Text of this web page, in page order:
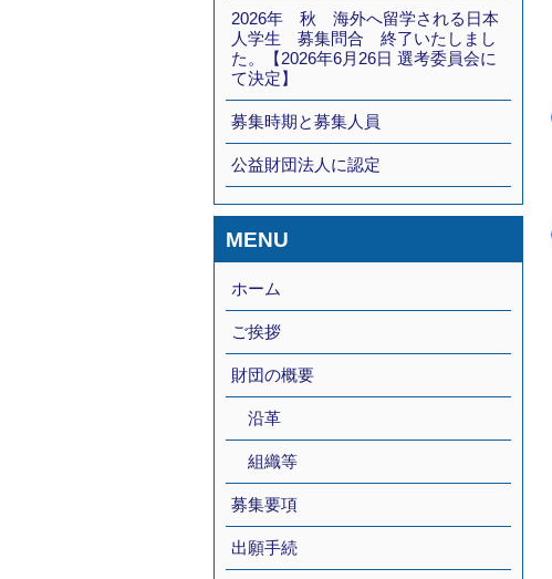
2026年 秋 海外へ留学される日本
人学生 募集問合 終了いたしまし
た。【2026年6月26日 選考委員会に
て決定】
募集時期と募集人員
公益財団法人に認定
MENU
ホーム
ご挨拶
財団の概要
沿革
組織等
募集要項
出願手続